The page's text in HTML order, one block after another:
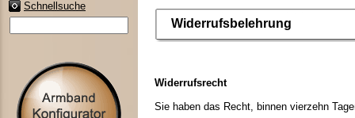
Schnellsuche
Widerrufsbelehrung
Widerrufsrecht
Sie haben das Recht, binnen vierzehn